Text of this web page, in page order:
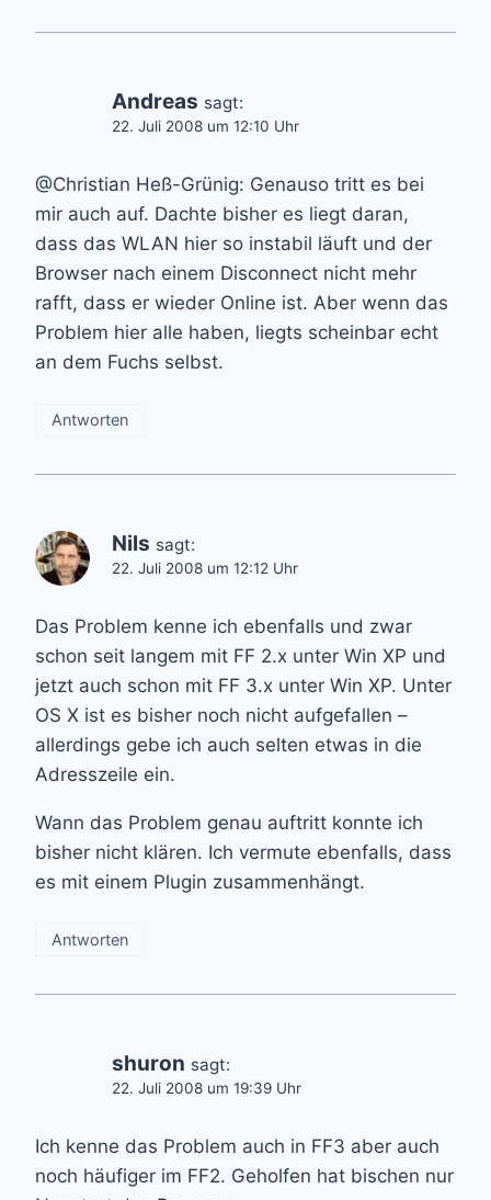
Andreas sagt:
22. Juli 2008 um 12:10 Uhr
@Christian Heß-Grünig: Genauso tritt es bei
mir auch auf. Dachte bisher es liegt daran,
dass das WLAN hier so instabil läuft und der
Browser nach einem Disconnect nicht mehr
rafft, dass er wieder Online ist. Aber wenn das
Problem hier alle haben, liegts scheinbar echt
an dem Fuchs selbst.
Antworten
Nils sagt:
22. Juli 2008 um 12:12 Uhr
Das Problem kenne ich ebenfalls und zwar
schon seit langem mit FF 2.x unter Win XP und
jetzt auch schon mit FF 3.x unter Win XP. Unter
OS X ist es bisher noch nicht aufgefallen –
allerdings gebe ich auch selten etwas in die
Adresszeile ein.
Wann das Problem genau auftritt konnte ich
bisher nicht klären. Ich vermute ebenfalls, dass
es mit einem Plugin zusammenhängt.
Antworten
shuron sagt:
22. Juli 2008 um 19:39 Uhr
Ich kenne das Problem auch in FF3 aber auch
noch häufiger im FF2. Geholfen hat bischen nur